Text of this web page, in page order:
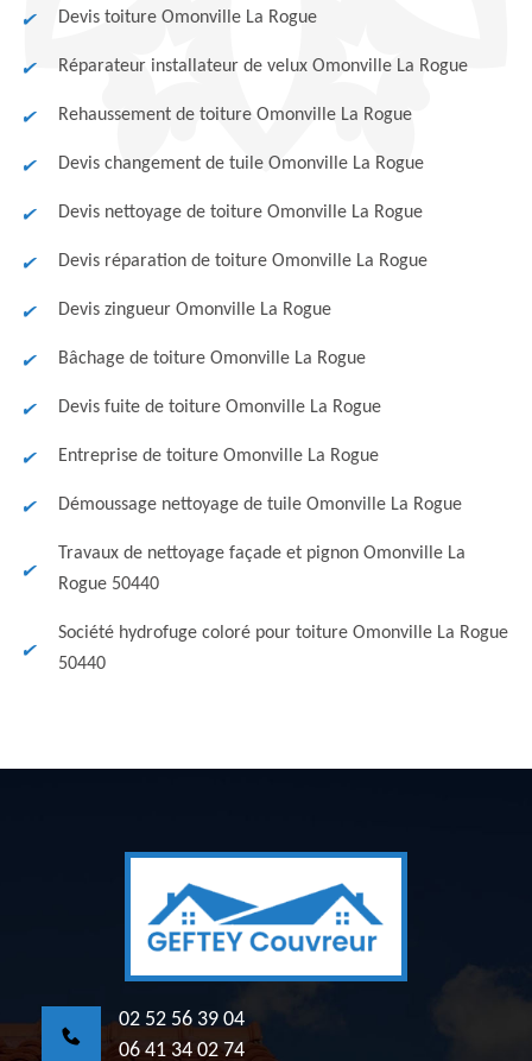
Devis toiture Omonville La Rogue
Réparateur installateur de velux Omonville La Rogue
Rehaussement de toiture Omonville La Rogue
Devis changement de tuile Omonville La Rogue
Devis nettoyage de toiture Omonville La Rogue
Devis réparation de toiture Omonville La Rogue
Devis zingueur Omonville La Rogue
Bâchage de toiture Omonville La Rogue
Devis fuite de toiture Omonville La Rogue
Entreprise de toiture Omonville La Rogue
Démoussage nettoyage de tuile Omonville La Rogue
Travaux de nettoyage façade et pignon Omonville La
Rogue 50440
Société hydrofuge coloré pour toiture Omonville La Rogue
50440
02 52 56 39 04
06 41 34 02 74